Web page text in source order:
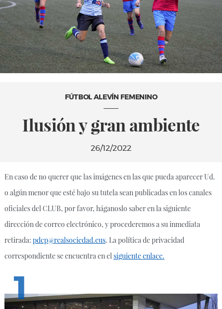
FÚTBOL ALEVÍN FEMENINO
Ilusión y gran ambiente
26/12/2022
En caso de no querer que las imágenes en las que pueda aparecer Ud.
o algún menor que esté bajo su tutela sean publicadas en los canales
oficiales del CLUB, por favor, háganoslo saber en la siguiente
dirección de correo electrónico, y procederemos a su inmediata
retirada: pdcp@realsociedad.eus. La política de privacidad
correspondiente se encuentra en elsiguiente enlace.
1